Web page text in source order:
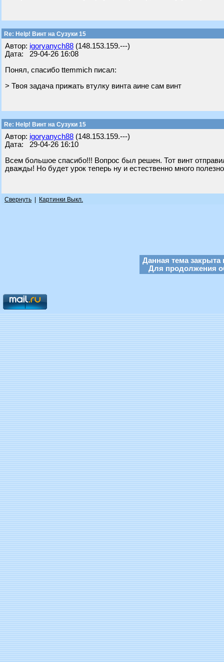
Re: Help! Винт на Сузуки 15
Автор: igoryanych88 (148.153.159.---)
Дата: 29-04-26 16:08
Понял, спасибо ttemmich писал:
> Твоя задача прижать втулку винта аине сам винт
Re: Help! Винт на Сузуки 15
Автор: igoryanych88 (148.153.159.---)
Дата: 29-04-26 16:10
Всем большое спасибо!!! Вопрос был решен. Тот винт
дважды! Но будет урок теперь ну и естественно много
Свернуть Картинки Выкл.
Данная тема закрыта
Для продолжения